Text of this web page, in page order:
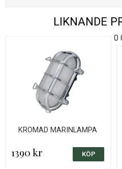
LIKNANDE
KROMAD MARINLAMPA
1390 kr
0